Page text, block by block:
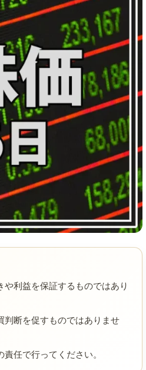
利益を保証するものではあり
判断を促すものではありませ
任で行ってください。